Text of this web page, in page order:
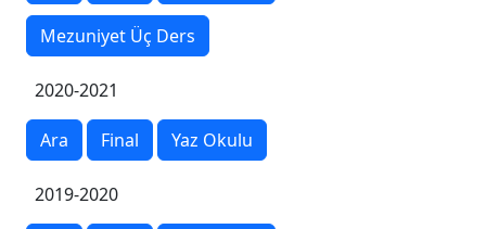
Mezuniyet Üç Ders
2020-2021
Ara Final Yaz Okulu
2019-2020